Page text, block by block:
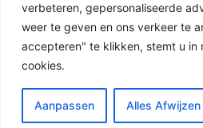
verbeteren, gepersonaliseerde
weer te geven en ons verkeer te
accepteren" te klikken, stemt u in
cookies.
Aanpassen Alles Afwijzen
rechtsklikken / link opslaan als
© zoektocht